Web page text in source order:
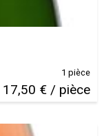
17,50 € / pièce
1 pièce